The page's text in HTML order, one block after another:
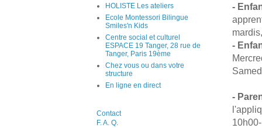
-
-
-
HOLISTE Les ateliers
Ecole Montessori Bilingue
Smiles'n Kids
Centre social et culturel
ESPACE 19 Tanger, 28 rue de
Tanger, Paris 19ème
Chez vous ou dans votre
structure
En ligne en direct
Contact
F. A. Q.